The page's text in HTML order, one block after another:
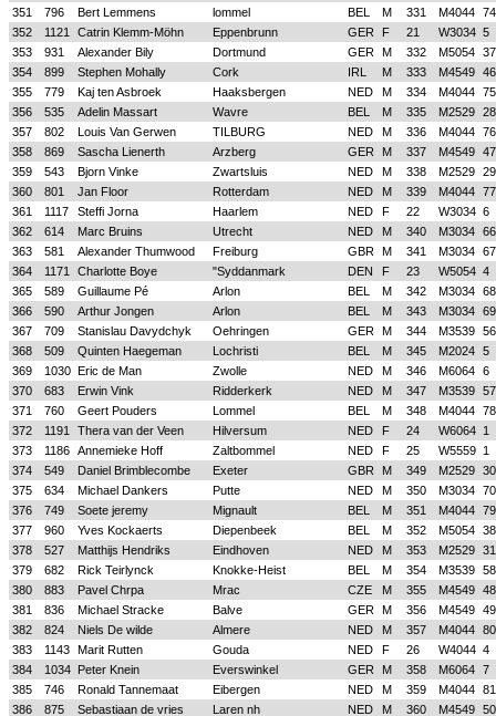
351
796 Bert Lemmens lommel BEL M 331 M4044 74
352
1121 Catrin Klemm-Möhn Eppenbrunn GER F 21 W3034 5
353
931 Alexander Bily Dortmund GER M 332 M5054 37
354
899 Stephen Mohally Cork IRL M 333 M4549 46
355
779 Kaj ten Asbroek Haaksbergen NED M 334 M4044 75
356
535 Adelin Massart Wavre BEL M 335 M2529 28
357
802 Louis Van Gerwen TILBURG NED M 336 M4044 76
358
869 Sascha Lienerth Arzberg GER M 337 M4549 47
359
543 Bjorn Vinke Zwartsluis NED M 338 M2529 29
360
801 Jan Floor Rotterdam NED M 339 M4044 77
361
1117 Steffi Jorna Haarlem NED F 22 W3034 6
362
614 Marc Bruins Utrecht NED M 340 M3034 66
363
581 Alexander Thumwood Freiburg GBR M 341 M3034 67
364
1171 Charlotte Boye "Syddanmark DEN F 23 W5054 4
365
589 Guillaume Pé Arlon BEL M 342 M3034 68
366
590 Arthur Jongen Arlon BEL M 343 M3034 69
367
709 Stanislau Davydchyk Oehringen GER M 344 M3539 56
368
509 Quinten Haegeman Lochristi BEL M 345 M2024 5
369
1030 Eric de Man Zwolle NED M 346 M6064 6
370
683 Erwin Vink Ridderkerk NED M 347 M3539 57
371
760 Geert Pouders Lommel BEL M 348 M4044 78
372
1191 Thera van der Veen Hilversum NED F 24 W6064 1
373
1186 Annemieke Hoff Zaltbommel NED F 25 W5559 1
374
549 Daniel Brimblecombe Exeter GBR M 349 M2529 30
375
634 Michael Dankers Putte NED M 350 M3034 70
376
749 Soete jeremy Mignault BEL M 351 M4044 79
377
960 Yves Kockaerts Diepenbeek BEL M 352 M5054 38
378
527 Matthijs Hendriks Eindhoven NED M 353 M2529 31
379
682 Rick Teirlynck Knokke-Heist BEL M 354 M3539 58
380
883 Pavel Chrpa Mrac CZE M 355 M4549 48
381
836 Michael Stracke Balve GER M 356 M4549 49
382
824 Niels De wilde Almere NED M 357 M4044 80
383
1143 Marit Rutten Gouda NED F 26 W4044 4
384
1034 Peter Knein Everswinkel GER M 358 M6064 7
385
746 Ronald Tannemaat Eibergen NED M 359 M4044 81
386
875 Sebastiaan de vries Laren nh NED M 360 M4549 50